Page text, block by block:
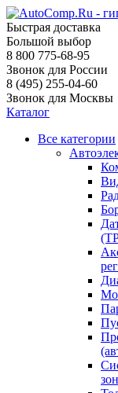
Быстрая доставка
Большой выбор
8 800 775-68-95
Звонок для России
8 (495) 255-04-60
Звонок для Москвы
Каталог
Все категории
зон